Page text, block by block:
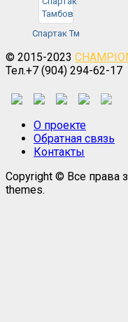
Спартак Тм
© 2015-2023
Тел.+7 (904) 294-62-17
О проекте
Обратная связь
Контакты
Copyright © Все права
themes.